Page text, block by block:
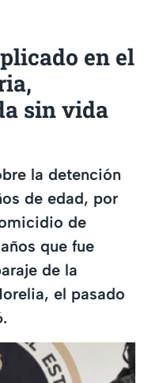
en el
sin vida
la detención
de edad, por
de
que fue
de la
el pasado